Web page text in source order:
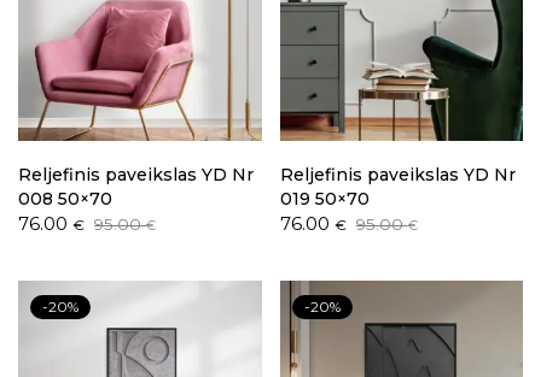
Reljefinis paveikslas YD Nr
008 50×70
95.00€
Original
95.00 €.
76.00 €
Current
76.00 €.
Reljefinis paveikslas YD Nr
019 50×70
95.00€
Original
95.00 €.
76.00 €
Current
76.00 €.
-20% -20%